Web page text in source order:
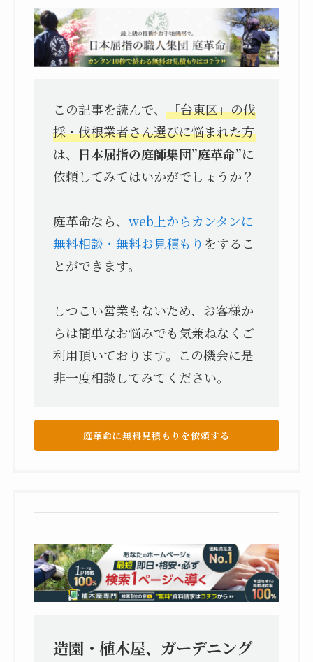
この記事を読んで、 「台東区」の伐
採・伐根業者さん選びに悩まれた方
は、
日本屈指の庭師集団”庭革命”に
依頼してみてはいかがでしょうか？
庭革命なら、 web上からカンタンに
無料相談・無料お見積もり をするこ
とができます。
しつこい営業もないため、お客様か
らは簡単なお悩みでも気兼ねなくご
利用頂いております。この機会に是
非一度相談してみてください。
庭革命に無料見積もりを依頼する
造園・植木屋、ガーデニング